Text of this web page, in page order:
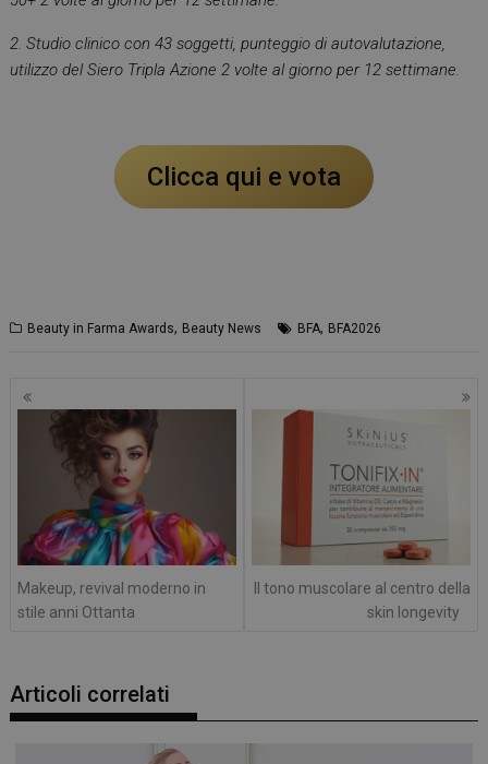
2. Studio clinico con 43 soggetti, punteggio di autovalutazione,
utilizzo del Siero Tripla Azione 2 volte al giorno per 12 settimane.
Clicca qui e vota
Beauty in Farma Awards, Beauty News BFA, BFA2026
Navigazione
articoli
Makeup, revival moderno in
stile anni Ottanta
Il tono muscolare al centro della
skin longevity
Articoli correlati